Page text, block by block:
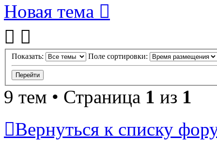
Новая тема
Показать: Поле сортировки:
9 тем • Страница 1 из 1
Вернуться к списку